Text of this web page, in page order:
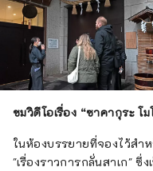
ชมวิดีโอเรื่อง “ซาคากุระ โ
ในห้องบรรยายที่จองไว้สำ
"เรื่องราวการกลั่นสาเก" ซึ่